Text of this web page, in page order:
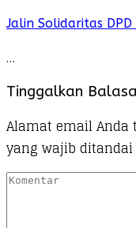
Jalin Solidaritas
…
Tinggalkan
Alamat email Anda
yang wajib ditandai